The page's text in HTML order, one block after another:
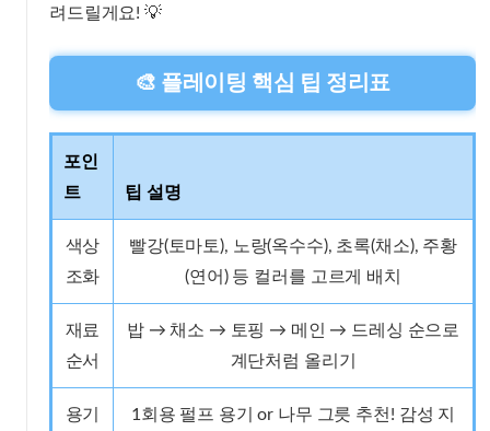
려드릴게요! 💡
🎨 플레이팅 핵심 팁 정리표
포인
트
팁 설명
색상
조화
빨강(토마토), 노랑(옥수수), 초록(채소), 주황
(연어) 등 컬러를 고르게 배치
재료
순서
밥 → 채소 → 토핑 → 메인 → 드레싱 순으로
계단처럼 올리기
용기
1회용 펄프 용기 or 나무 그릇 추천! 감성 지